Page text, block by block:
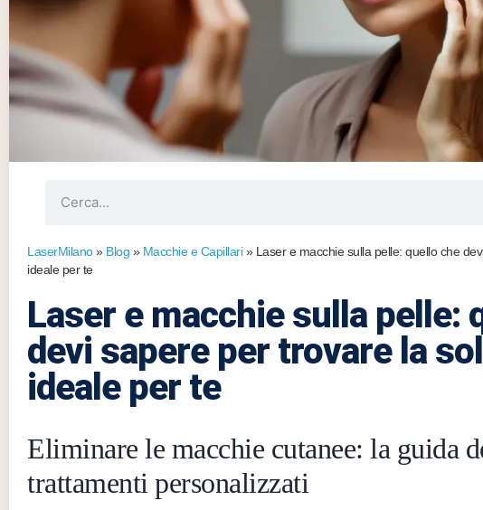
LaserMilano» Blog » Macchie e Capillari» Laser e macchie sulla pelle: quello che
ideale per te
Laser e macchie sulla pelle:
devi sapere per trovare la
ideale per te
Eliminare le macchie cutanee: la guida
trattamenti personalizzati